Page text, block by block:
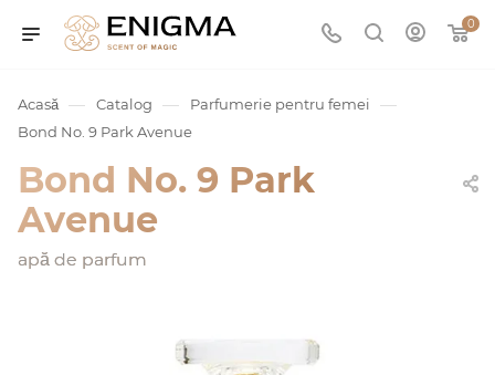
0
Acasă — Catalog — Parfumerie pentru femei —
Bond No. 9 Park Avenue
Bond No. 9 Park
Avenue
apă de parfum